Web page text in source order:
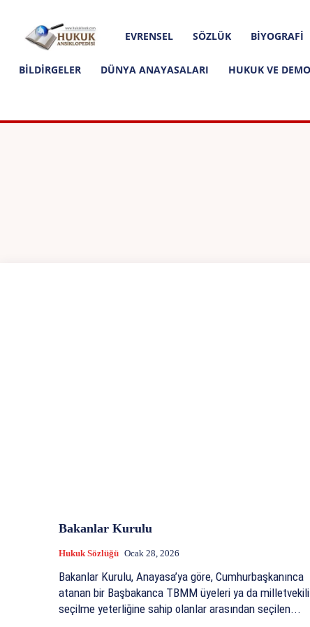
Hukuk
Ansiklopedisi
EVRENSEL SÖZLÜK BIYOGRAFI
BILDIRGELER DÜNYA ANAYASALARI HUKUK VE
Bakanlar Kurulu
Hukuk Sözlüğü Ocak 28, 2026
Bakanlar Kurulu, Anayasa’ya göre, Cumhurbaşkanınca
atanan bir Başbakanca TBMM üyeleri ya da milletvekili
seçilme yeterliğine sahip olanlar arasından seçilen...